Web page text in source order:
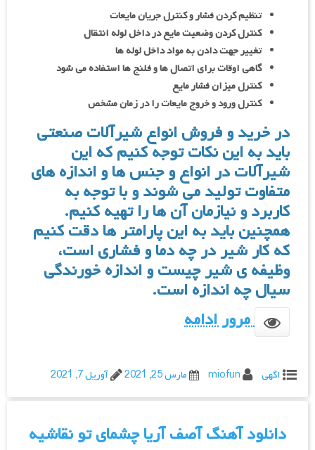
تنظیم کردن فشار و کنترل جریان مایعات
کنترل کردن وضعیت مایع در داخل لوله انتقال
تغییر جهت دادن به مواد داخل لوله ها
گاهی اوقات برای اتصال ها و فلنج ها استفاده می شود
کنترل میزان فشار مایع
کنترل ورود و خروج مایعات را در زمان مشخص
در خرید و فروش انواع شیرآلات صنعتی
باید به این نکات توجه کنیم که این
شیرآلات در انواع و جنس ها و اندازه های
متفاوت تولید می شوند و با توجه به
کاربرد و نیازمان آن ها را تهیه کنیم.
همچنین باید به این پارامتر ها دقت کنیم
که کار شیر در چه دما و فشاری است،
وظیفه ی شیر چیست و اندازه خورندگی
سیال چه اندازه است.
مرور ادامه
اگهی miofun مارس 25, 2021 آوریل 7, 2021
دانلود آهنگ آصف آریا چشمای تو نقاشیه